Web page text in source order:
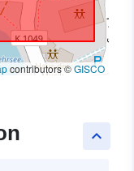
contributors ©GISCO
keyboard_arrow_up